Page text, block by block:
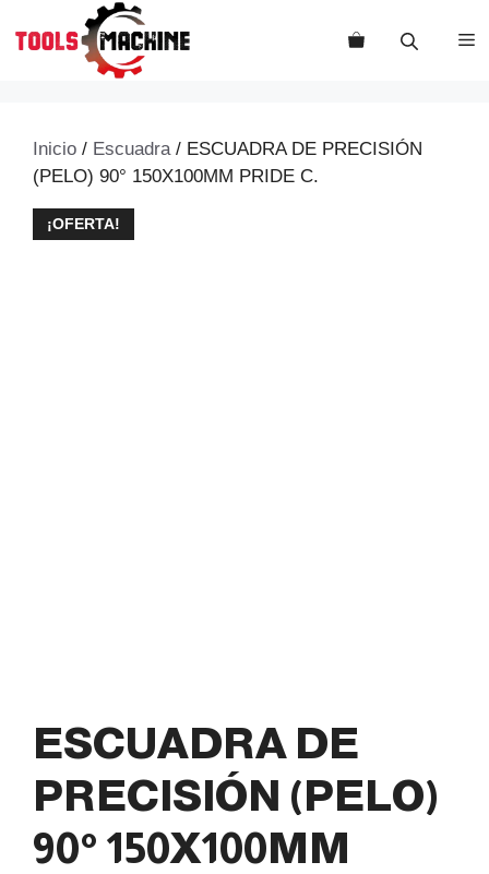
Inicio / Escuadra/ ESCUADRA DE PRECISIÓN
(PELO) 90° 150X100MM PRIDE C.
¡OFERTA!
ESCUADRA DE
PRECISIÓN (PELO)
90° 150X100MM